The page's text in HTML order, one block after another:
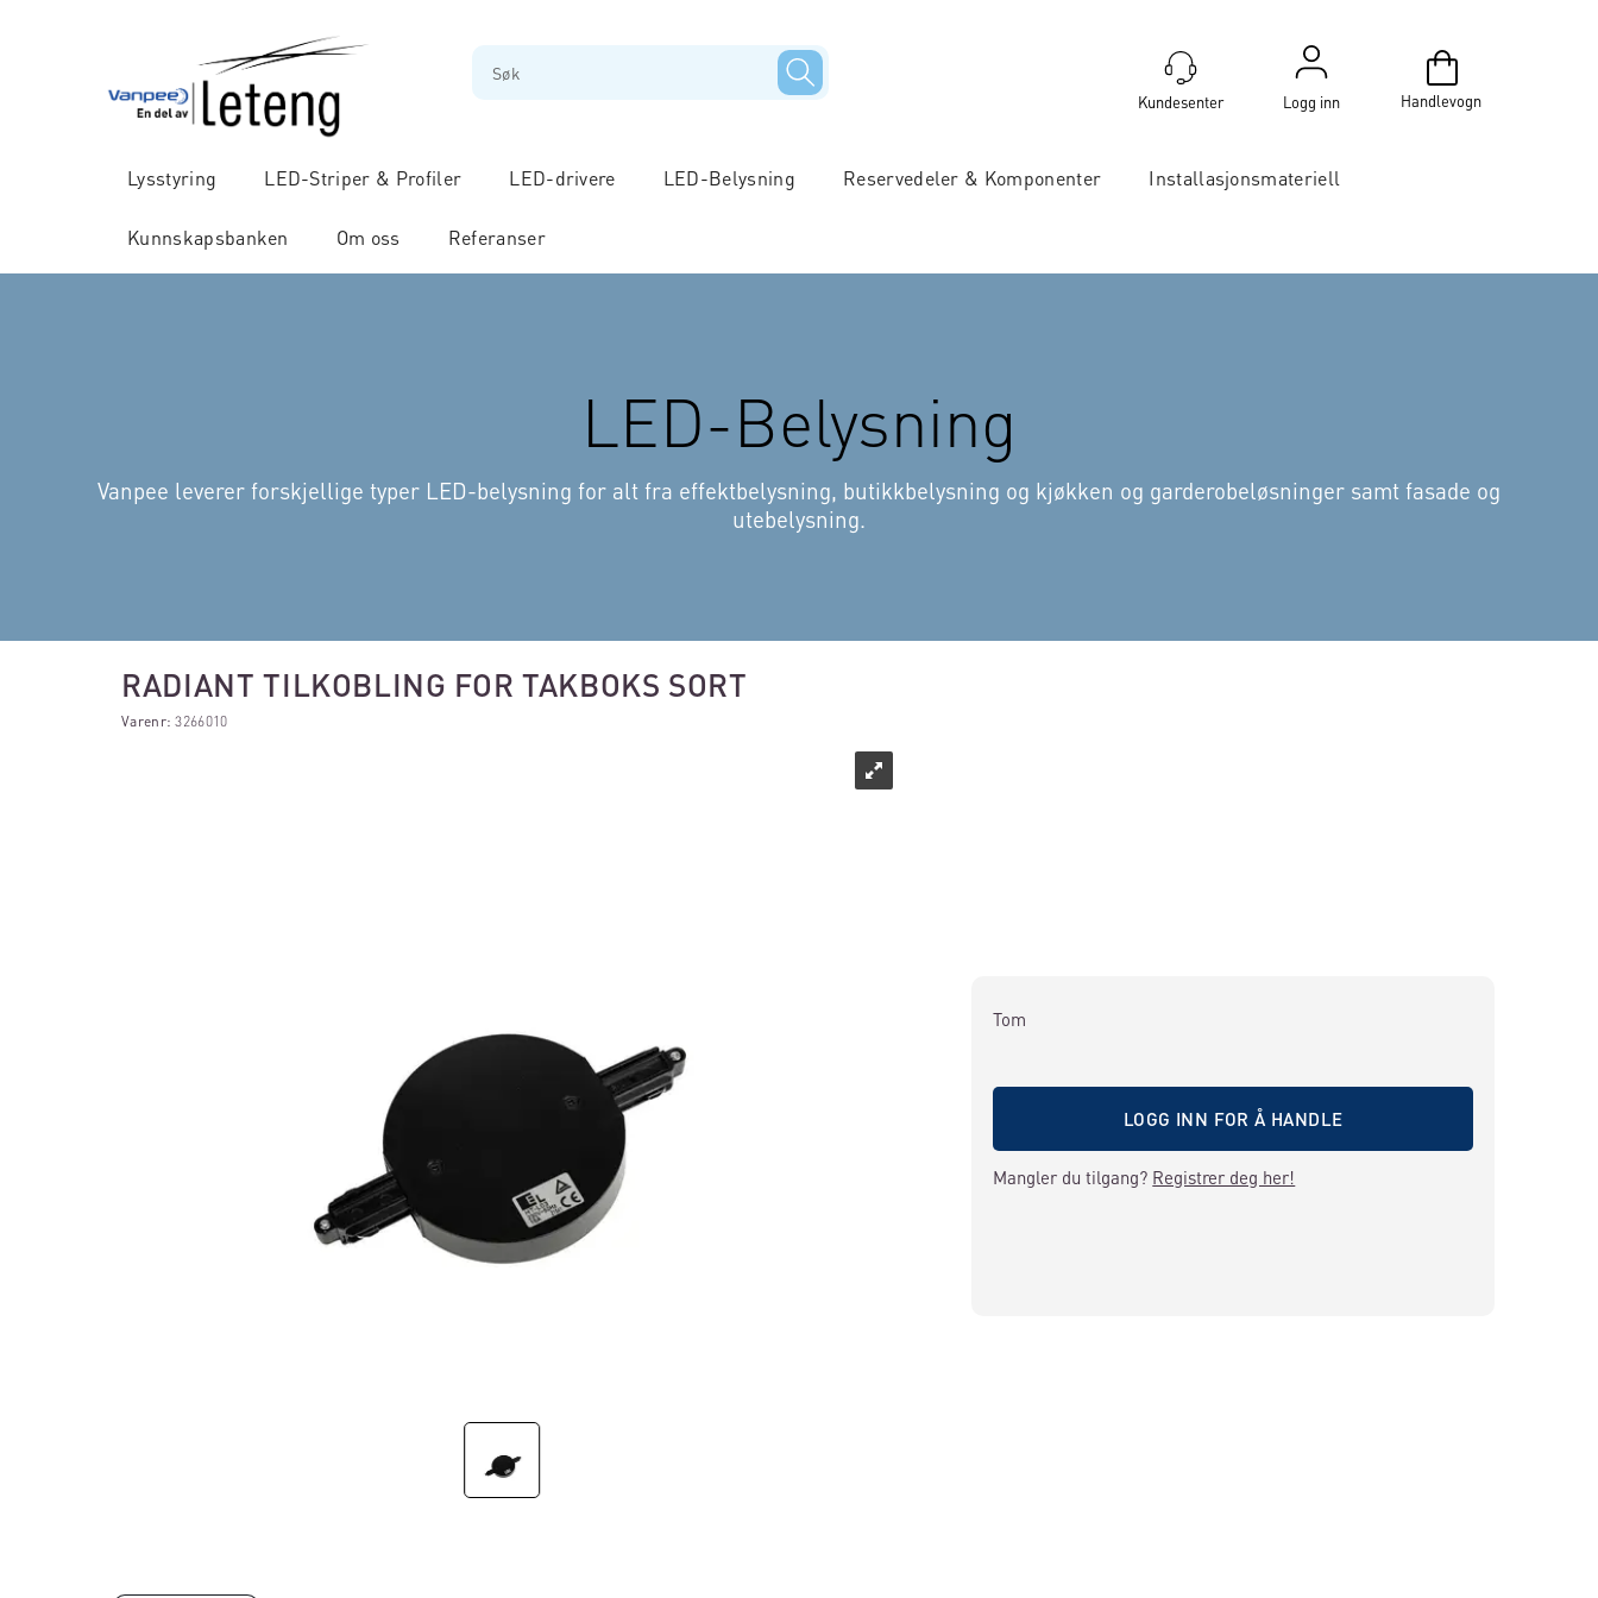
Logg inn Handlevogn
Lysstyring LED-Striper & Profiler LED-drivere LED-Belysning Reservedeler & Komponenter Installasjonsmateriell
Kunnskapsbanken Om oss Referanser
LED-Belysning
Vanpee leverer forskjellige typer LED-belysning for alt fra effektbelysning, butikkbelysning og kjøkken og garderobeløsninger samt fasade og
utebelysning.
RADIANT TILKOBLING FOR TAKBOKS SORT
Varenr:3266010
Tom
LOGG INN FOR Å HANDLE
Mangler du tilgang? Registrer deg her!